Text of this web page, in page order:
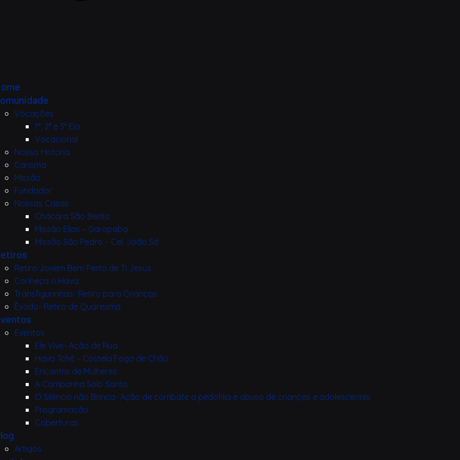
Vocações
1°, 2° e 3° Elo
Vocacional
Nossa História
Carisma
Missão
Fundador
Nossas Casas
Chácara São Bento
Missão Elias – Garopaba
Missão São Pedro – Cel. João Sá
Retiro Jovem Bem Perto de Ti Jesus
Conheça o Hava:
Transfigurinhas- Retiro para Crianças
Êxodo- Retiro de Quaresma
Eventos
Ele Vive- Ação de Rua
Hava Tchê – Costela Fogo de Chão
Encontro de Mulheres
A Campanha Solo Santo
O Silêncio não Brinca- Ação de combate a pedofilia e abuso de crianças e adolescentes
Programação
Coberturas
Artigos